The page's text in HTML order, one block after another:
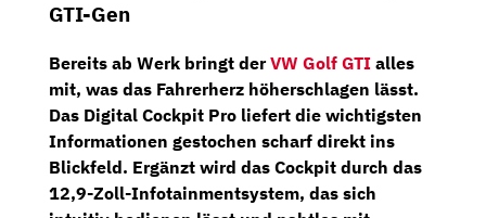
GTI-Gen
Bereits ab Werk bringt derVW Golf GTI alles
mit, was das Fahrerherz höherschlagen lässt.
Das Digital Cockpit Pro liefert die wichtigsten
Informationen gestochen scharf direkt ins
Blickfeld. Ergänzt wird das Cockpit durch das
12,9-Zoll-Infotainmentsystem, das sich